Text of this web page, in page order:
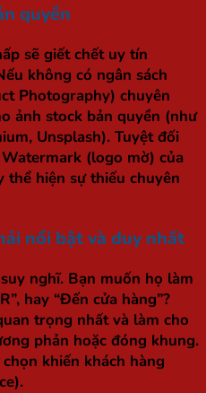
quyền
sẽ giết chết uy tín
không có ngân sách
Photography) chuyên
ảnh stock bản quyền (như
Unsplash). Tuyệt đối
(logo mờ) của
thể hiện sự thiếu chuyên
nổi bật và duy nhất
nghĩ. Bạn muốn họ làm
hay “Đến cửa hàng”?
trọng nhất và làm cho
phản hoặc đóng khung.
khiến khách hàng